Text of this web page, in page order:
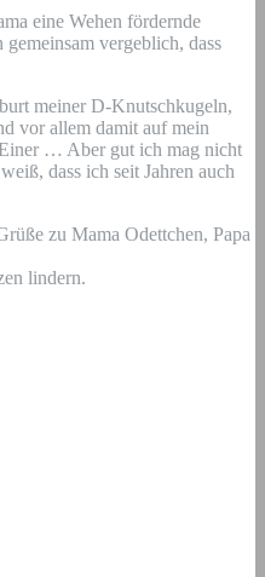
eine Wehen fördernde
vergeblich, dass
meiner D-Knutschkugeln,
vor allem damit auf mein
Einer … Aber gut ich mag nicht
dass ich seit Jahren auch
zu Mama Odettchen, Papa
lindern.